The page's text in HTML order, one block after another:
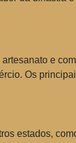
e
Os
estados,